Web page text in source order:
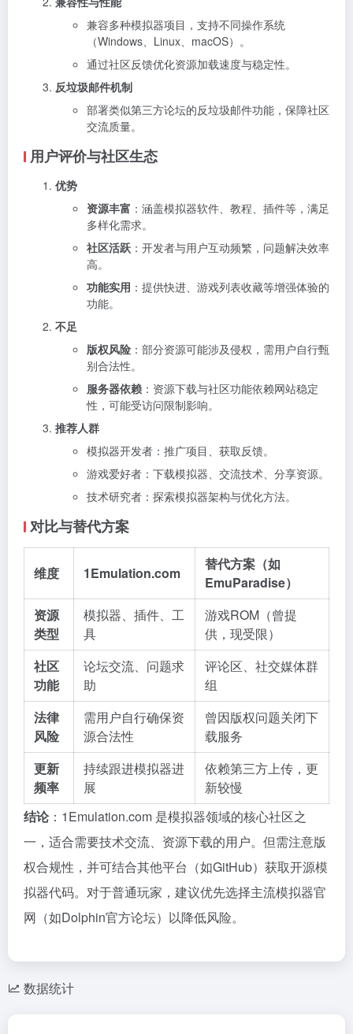
兼容多种模拟器项目，支持不同操作系统
（Windows、Linux、macOS）。
通过社区反馈优化资源加载速度与稳定性。
反垃圾邮件机制
部署类似第三方论坛的反垃圾邮件功能，保障社区
交流质量。
用户评价与社区生态
优势
资源丰富 ：涵盖模拟器软件、教程、插件等，满足
多样化需求。
社区活跃 ：开发者与用户互动频繁，问题解决效率
高。
功能实用 ：提供快进、游戏列表收藏等增强体验的
功能。
不足
版权风险 ：部分资源可能涉及侵权，需用户自行甄
别合法性。
服务器依赖 ：资源下载与社区功能依赖网站稳定
性，可能受访问限制影响。
推荐人群
模拟器开发者：推广项目、获取反馈。
游戏爱好者：下载模拟器、交流技术、分享资源。
技术研究者：探索模拟器架构与优化方法。
对比与替代方案
维度 1Emulation.com
替代方案（如
EmuParadise）
资源
类型
模拟器、插件、工
具
游戏ROM（曾提
供，现受限）
社区
功能
论坛交流、问题求
助
评论区、社交媒体群
组
法律
风险
需用户自行确保资
源合法性
曾因版权问题关闭下
载服务
更新
频率
持续跟进模拟器进
展
依赖第三方上传，更
新较慢
结论：1Emulation.com 是模拟器领域的核心社区之
一，适合需要技术交流、资源下载的用户。但需注意版
权合规性，并可结合其他平台（如GitHub）获取开源模
拟器代码。对于普通玩家，建议优先选择主流模拟器官
网（如Dolphin官方论坛）以降低风险。
数据统计